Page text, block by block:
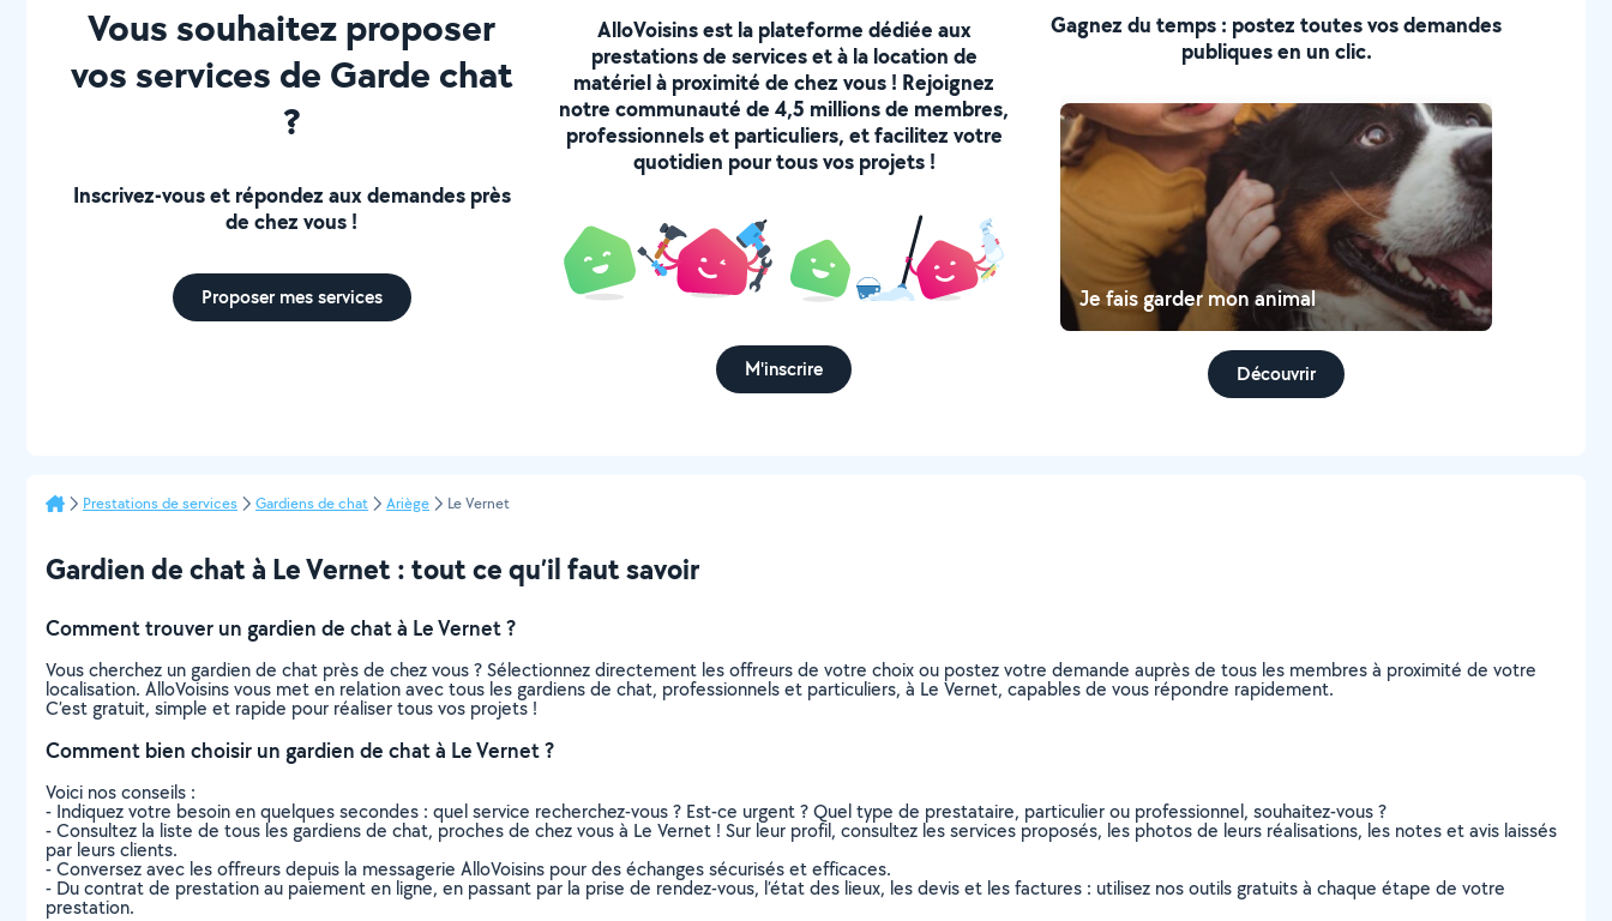
Vous souhaitez proposer
vos services de Garde chat
?
Inscrivez-vous et répondez aux demandes près
de chez vous !
Proposer mes services
AlloVoisins est la plateforme dédiée aux
prestations de services et à la location de
matériel à proximité de chez vous ! Rejoignez
notre communauté de 4,5 millions de membres,
professionnels et particuliers, et facilitez votre
quotidien pour tous vos projets !
M'inscrire
Gagnez du temps : postez toutes vos demandes
publiques en un clic.
Je fais garder mon animal
Découvrir
Prestations de services Gardiens de chat Ariège Le Vernet
Gardien de chat à Le Vernet : tout ce qu’il faut savoir
Comment trouver un gardien de chat à Le Vernet ?
Vous cherchez un gardien de chat près de chez vous ? Sélectionnez directement les offreurs de votre choix ou postez votre demande auprès de tous les membres à proximité de votre
localisation. AlloVoisins vous met en relation avec tous les gardiens de chat, professionnels et particuliers, à Le Vernet, capables de vous répondre rapidement.
C’est gratuit, simple et rapide pour réaliser tous vos projets !
Comment bien choisir un gardien de chat à Le Vernet ?
Voici nos conseils :
- Indiquez votre besoin en quelques secondes : quel service recherchez-vous ? Est-ce urgent ? Quel type de prestataire, particulier ou professionnel, souhaitez-vous ?
- Consultez la liste de tous les gardiens de chat, proches de chez vous à Le Vernet ! Sur leur profil, consultez les services proposés, les photos de leurs réalisations, les notes et avis laissés
par leurs clients.
- Conversez avec les offreurs depuis la messagerie AlloVoisins pour des échanges sécurisés et efficaces.
- Du contrat de prestation au paiement en ligne, en passant par la prise de rendez-vous, l’état des lieux, les devis et les factures : utilisez nos outils gratuits à chaque étape de votre
prestation.